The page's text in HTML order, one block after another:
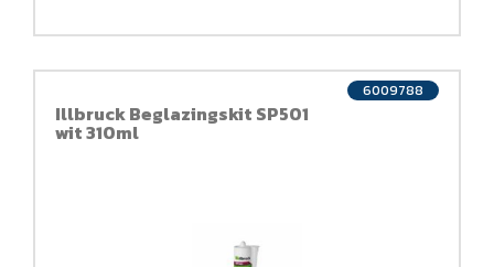
Illbruck Beglazingskit SP501
wit 310ml
6009788